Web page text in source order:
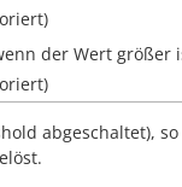
der Wert größer
abgeschaltet),